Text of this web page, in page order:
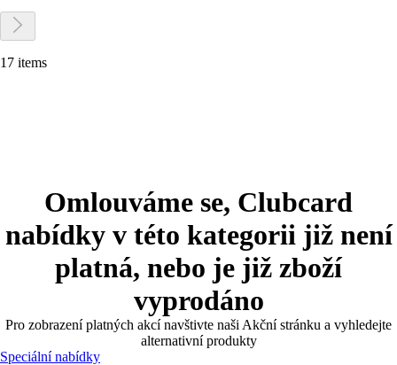
17 items
Omlouváme se, Clubcard
nabídky v této kategorii již není
platná, nebo je již zboží
vyprodáno
Pro zobrazení platných akcí navštivte naši Akční stránku a vyhledejte
alternativní produkty
Speciální nabídky